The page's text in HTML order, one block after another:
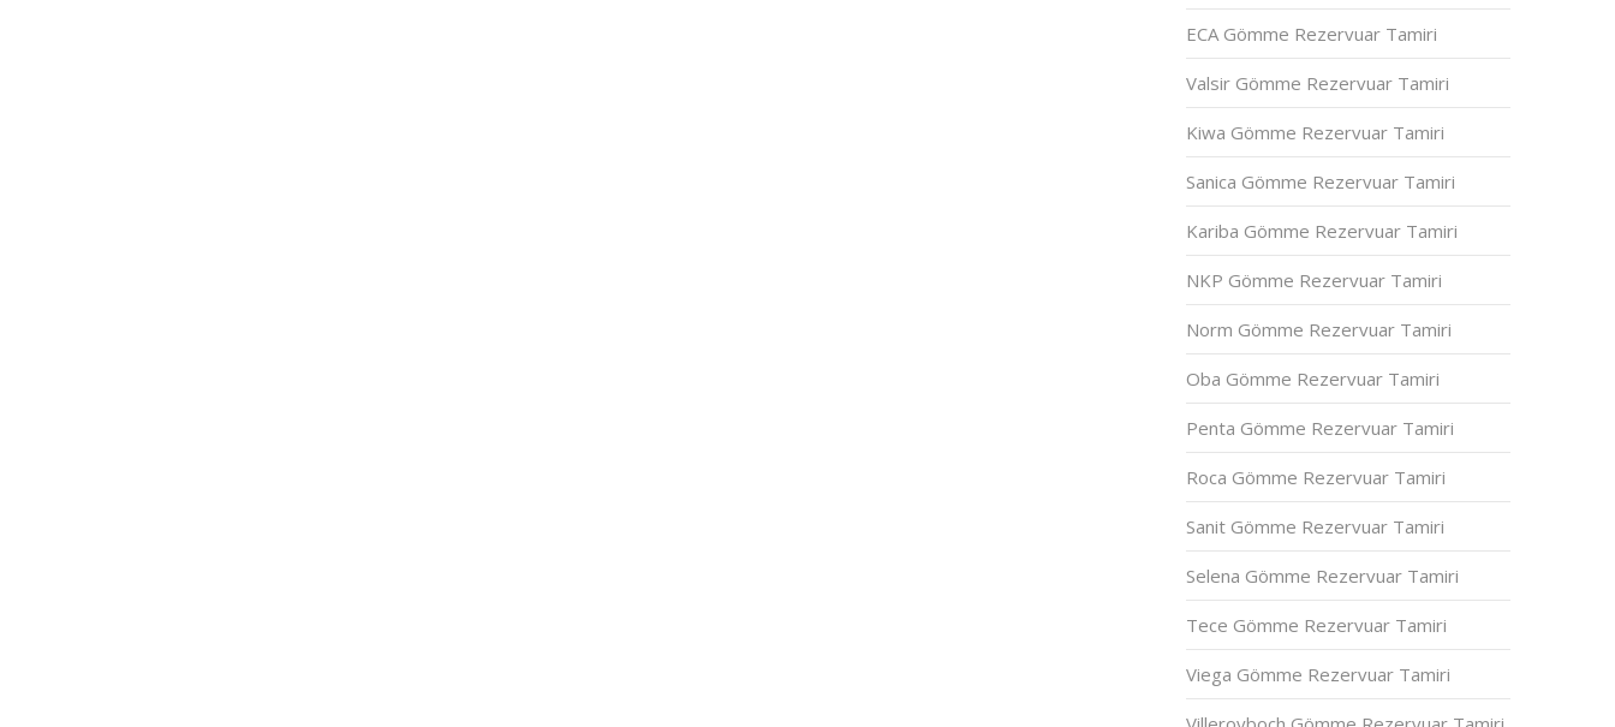
ECA Gömme Rezervuar Tamiri
Valsir Gömme Rezervuar Tamiri
Kiwa Gömme Rezervuar Tamiri
Sanica Gömme Rezervuar Tamiri
Kariba Gömme Rezervuar Tamiri
NKP Gömme Rezervuar Tamiri
Norm Gömme Rezervuar Tamiri
Oba Gömme Rezervuar Tamiri
Penta Gömme Rezervuar Tamiri
Roca Gömme Rezervuar Tamiri
Sanit Gömme Rezervuar Tamiri
Selena Gömme Rezervuar Tamiri
Tece Gömme Rezervuar Tamiri
Viega Gömme Rezervuar Tamiri